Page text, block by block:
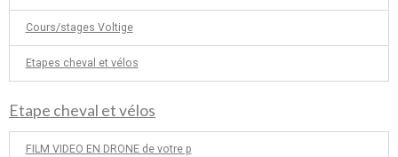
Cours/stages Voltige
Etapes cheval et vélos
Etape cheval et vélos
FILM VIDEO EN DRONE de votre p